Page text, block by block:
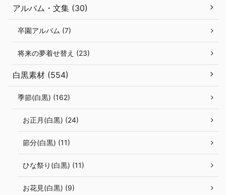
アルバム・文集 (30)
卒園アルバム (7)
将来の夢着せ替え (23)
白黒素材 (554)
季節(白黒) (162)
お正月(白黒) (24)
節分(白黒) (11)
ひな祭り(白黒) (11)
お花見(白黒) (9)